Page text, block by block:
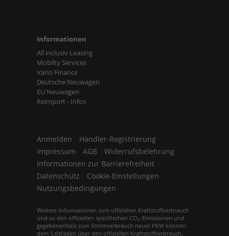
Informationen
All inclusiv Leasing
Mobilty Services
Vario Finance
Deutsche Neuwagen
EU Neuwagen
Reimport - Infos
Anmelden
Händler-Registrierung
Impressum
AGB
Widerrufsbelehrung
Informationen zur Barrierefreiheit
Datenschutz
Cookie-Einstellungen
Nutzungsbedingungen
Weitere Informationen zum offiziellen Kraftstoffverbrauch
und zu den offiziellen spezifischen CO 2-Emissionen und
gegebenenfalls zum Stromverbrauch neuer PKW können
dem 'Leitfaden über den offiziellen Kraftstoffverbrauch,